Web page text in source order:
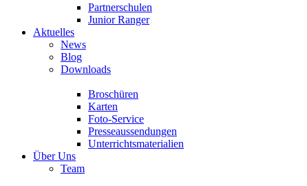
Partnerschulen
Junior Ranger
Aktuelles
News
Blog
Downloads
Broschüren
Karten
Foto-Service
Presseaussendungen
Unterrichtsmaterialien
Über Uns
Team